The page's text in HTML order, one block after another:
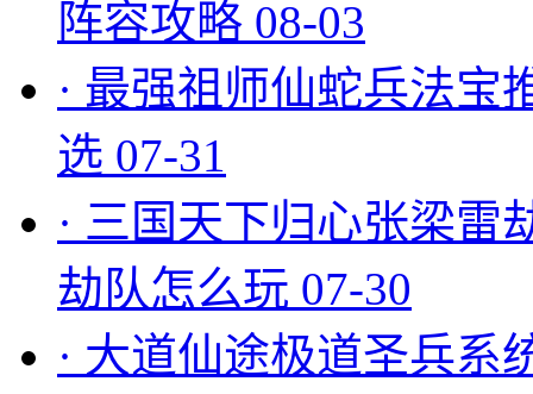
阵容攻略 08-03
· 最强祖师仙蛇兵法宝
选 07-31
· 三国天下归心张梁雷
劫队怎么玩 07-30
· 大道仙途极道圣兵系